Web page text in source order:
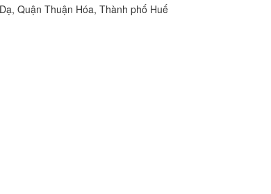
Quận Thuận Hóa, Thành phố Huế